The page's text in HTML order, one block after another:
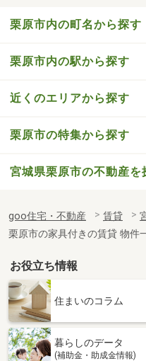
栗原市内の町名から探す
栗原市内の駅から探す
近くのエリアから探す
栗原市の特集から探す
宮城県栗原市の不動産を
goo住宅・不動産 賃貸
栗原市の家具付きの賃貸 物件
お役立ち情報
住まいのコラム
暮らしのデータ
(補助金・助成金情報)